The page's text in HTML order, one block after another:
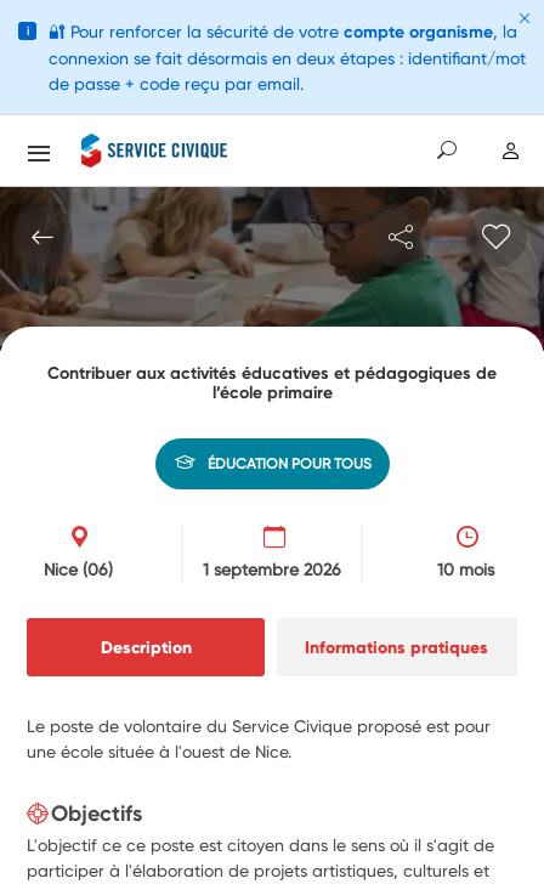
Contribuer aux activités éducatives et pédagogiques de
l’école primaire
ÉDUCATION POUR TOUS
Nice(06) 1 septembre 2026 10 mois
Description Informations pratiques
Le poste de volontaire du Service Civique proposé est pour
une école située à l'ouest de Nice.
Objectifs
L'objectif ce ce poste est citoyen dans le sens où il s'agit de
participer à l'élaboration de projets artistiques, culturels et
i 🔐 Pour renforcer la sécurité de votre compte organisme, la
connexion se fait désormais en deux étapes : identifiant/mot
de passe + code reçu par email.